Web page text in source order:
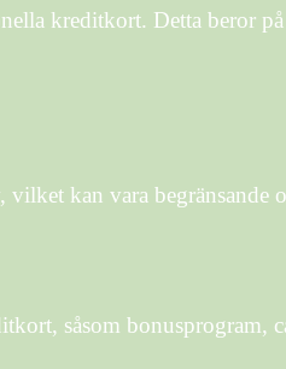
kreditkort. Detta beror
kan vara begränsande
såsom bonusprogram,